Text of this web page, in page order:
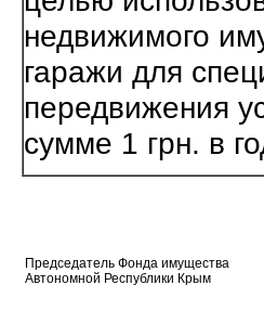
недвижимого
гаражи для
передвижения
сумме 1 грн. в
Председатель Фонда имущества
Автономной Республики Крым